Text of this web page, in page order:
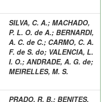
SILVA, C. A.; MACHADO,
P. L. O. de A.; BERNARDI,
A. C. de C.; CARMO, C. A.
F. de S. do; VALENCIA, L.
I. O.; ANDRADE, A. G. de;
MEIRELLES, M. S.
PRADO, R. B.; BENITES,